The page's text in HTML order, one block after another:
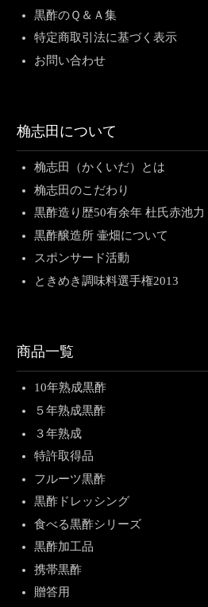
黒酢のＱ＆Ａ集
特定商取引法に基づく表示
お問い合わせ
桷志田について
桷志田（かくいだ）とは
桷志田のこだわり
黒酢造り歴50有余年 杜氏赤池力
黒酢醸造所 壷畑について
スポンサード活動
ときめき調味料選手権2013
商品一覧
10年熟成黒酢
５年熟成黒酢
３年熟成
特許取得品
フルーツ黒酢
黒酢ドレッシング
食べる黒酢シリーズ
黒酢加工品
携帯黒酢
贈答用